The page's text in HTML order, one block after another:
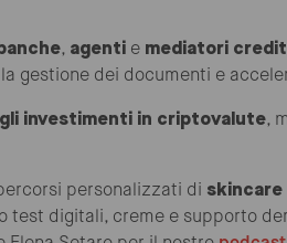
banche, agenti e mediatori
gestione dei documenti e
investimenti in criptovalute,
personalizzati di skincare
test digitali, creme e supporto